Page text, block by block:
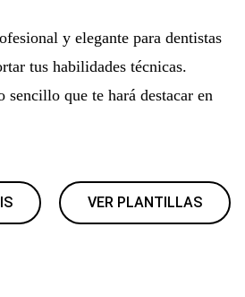
y elegante para dentistas
tus habilidades técnicas.
sencillo que te hará destacar en
VER PLANTILLAS